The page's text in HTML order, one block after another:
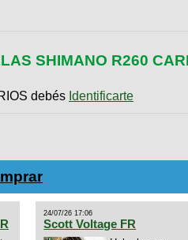
SHIMANO R260
debés Identificarte
24/07/26 17:06
Scott Voltage FR